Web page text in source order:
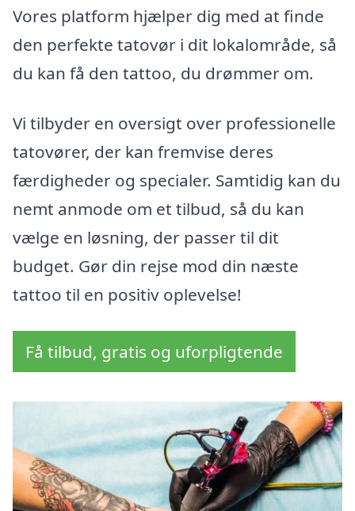
Vores platform hjælper dig med at finde
den perfekte tatovør i dit lokalområde, så
du kan få den tattoo, du drømmer om.
Vi tilbyder en oversigt over professionelle
tatovører, der kan fremvise deres
færdigheder og specialer. Samtidig kan du
nemt anmode om et tilbud, så du kan
vælge en løsning, der passer til dit
budget. Gør din rejse mod din næste
tattoo til en positiv oplevelse!
Få tilbud, gratis og uforpligtende